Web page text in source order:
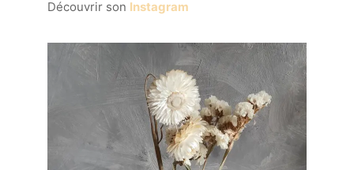
Découvrir son Instagram